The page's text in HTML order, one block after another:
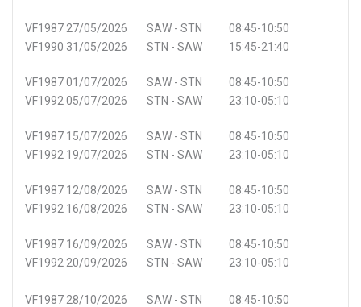
VF1987 27/05/2026 SAW - STN 08:45-10:50
VF1990 31/05/2026 STN - SAW 15:45-21:40
VF1987 01/07/2026 SAW - STN 08:45-10:50
VF1992 05/07/2026 STN - SAW 23:10-05:10
VF1987 15/07/2026 SAW - STN 08:45-10:50
VF1992 19/07/2026 STN - SAW 23:10-05:10
VF1987 12/08/2026 SAW - STN 08:45-10:50
VF1992 16/08/2026 STN - SAW 23:10-05:10
VF1987 16/09/2026 SAW - STN 08:45-10:50
VF1992 20/09/2026 STN - SAW 23:10-05:10
VF1987 28/10/2026 SAW - STN 08:45-10:50